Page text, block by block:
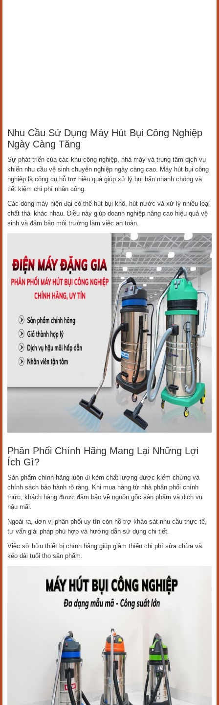
Nhu Cầu Sử Dụng Máy Hút Bụi Công Nghiệp
Ngày Càng Tăng
Sự phát triển của các khu công nghiệp, nhà máy và trung tâm dịch vụ
khiến nhu cầu vệ sinh chuyên nghiệp ngày càng cao. Máy hút bụi công
nghiệp là công cụ hỗ trợ hiệu quả giúp xử lý bụi bẩn nhanh chóng và
tiết kiệm chi phí nhân công.
Các dòng máy hiện đại có thể hút bụi khô, hút nước và xử lý nhiều loại
chất thải khác nhau. Điều này giúp doanh nghiệp nâng cao hiệu quả vệ
sinh và đảm bảo môi trường làm việc an toàn.
Phân Phối Chính Hãng Mang Lại Những Lợi
Ích Gì?
Sản phẩm chính hãng luôn đi kèm chất lượng được kiểm chứng và
chính sách bảo hành rõ ràng. Khi mua hàng từ nhà phân phối chính
thức, khách hàng được đảm bảo về nguồn gốc sản phẩm và dịch vụ
hậu mãi.
Ngoài ra, đơn vị phân phối uy tín còn hỗ trợ khảo sát nhu cầu thực tế,
tư vấn giải pháp phù hợp và hướng dẫn sử dụng chi tiết.
Việc sở hữu thiết bị chính hãng giúp giảm thiểu chi phí sửa chữa và
kéo dài tuổi thọ sản phẩm.